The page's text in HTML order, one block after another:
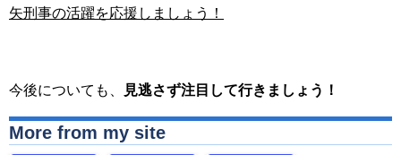
矢刑事の活躍を応援しましょう！
今後についても、 見逃さず注目して行きましょう！
More from my site